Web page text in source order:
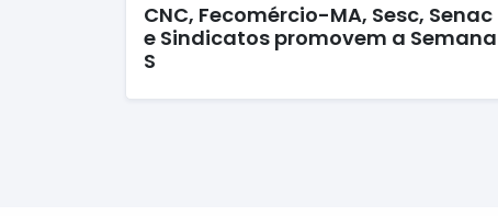
CNC, Fecomércio-MA, Sesc, Senac
e Sindicatos promovem a Semana
S